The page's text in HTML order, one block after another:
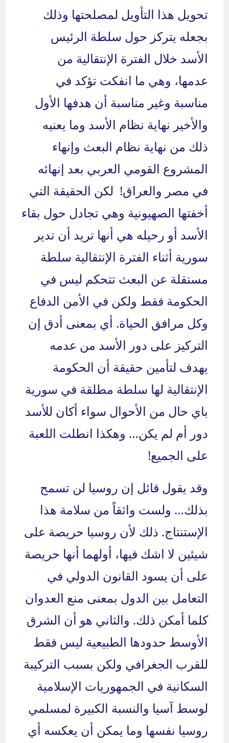
تحويل هذا التأويل لمصلحتها وذلك
بجعله يتركز حول سلطة الرئيس
الأسد خلال الفترة الإنتقالية من
عدمها، وهي ما انفكت تؤكد في
مناسبة وغير مناسبة أن هدفها الأول
والأخير نهاية نظام الأسد وما يعنيه
ذلك من نهاية نظام البعث وإنهاء
المشروع القومي العربي بعد إنهائه
في مصر والعراق! لكن الحقيقة التي
أخفتها الصهيونية وهي تجادل حول بقاء
الأسد أو رحيله هي أنها تريد أن تدير
سورية أثناء الفترة الإنتقالية سلطة
مستقلة عن البعث تتحكم ليس في
الحكومة فقط ولكن في الأمن الدفاع
وكل مرافق الحياة. أي بمعنى أدق إن
التركيز على دور الأسد من عدمه
يهدف لتأمين حقيقة أن الحكومة
الإنتقالية لها سلطة مطلقة في سورية
باي حال من الأحوال سواء أكان للأسد
دور أم لم يكن… وهكذا انطلت اللعبة
على الجميع!
وقد يقول قائل إن روسيا لن تسمح
بذلك… ولست واثقاً من سلامة هذا
الإستنتاج. ذلك لأن روسيا حريصة على
شيئين لا اشك فيها، أولهما أنها حريصة
على أن يسود القانون الدولي في
التعامل بين الدول بمعنى منع العدوان
كلما أمكن ذلك. والثاني هو أن الشرق
الأوسط حدودها الطبيعية ليس فقط
للقرب الجغرافي ولكن بسبب التركيبة
السكانية في الجمهوريات الإسلامية
لوسط آسيا والنسبة الكبيرة لمسلمي
روسيا نفسها وما يمكن أن يعكسه أي